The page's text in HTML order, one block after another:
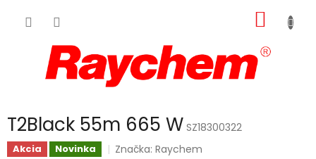
KOŠÍK
T2Black 55m 665 W SZ18300322
Akcia Novinka Značka:Raychem